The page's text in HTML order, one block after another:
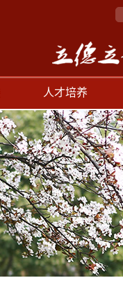
人才培养